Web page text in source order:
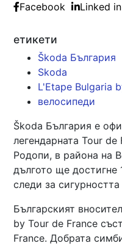
Facebook
Linked in
етикети
Škoda България
Skoda
L'Etape Bulgaria
велосипеди
Škoda България е
легендарната Tour
Родопи, в района на
дългото ще достигне
следи за
Българският
by Tour de France
France. Добрата